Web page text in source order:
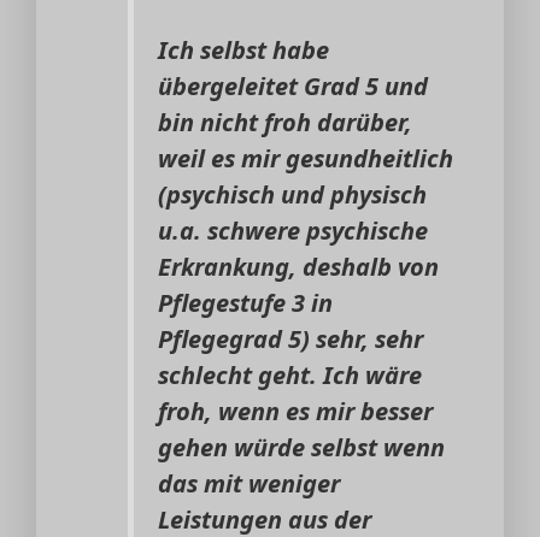
Ich selbst habe
übergeleitet Grad 5 und
bin nicht froh darüber,
weil es mir gesundheitlich
(psychisch und physisch
u.a. schwere psychische
Erkrankung, deshalb von
Pflegestufe 3 in
Pflegegrad 5) sehr, sehr
schlecht geht. Ich wäre
froh, wenn es mir besser
gehen würde selbst wenn
das mit weniger
Leistungen aus der